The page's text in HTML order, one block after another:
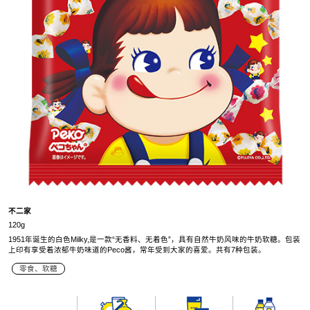
不二家
120g
1951年诞生的白色Milky,是一款“无香料、无着色”，具有自然牛奶风味的牛奶软糖。包装
上印有享受着浓郁牛奶味道的Peco酱，常年受到大家的喜爱。共有7种包装。
零食、软糖